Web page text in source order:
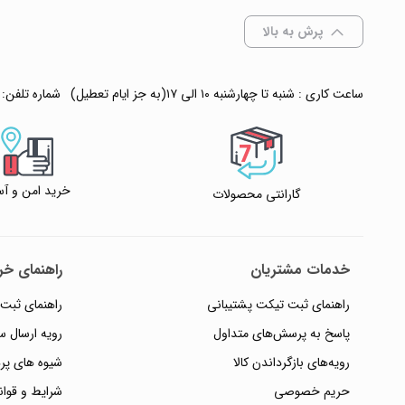
پرش به بالا
ساعت کاری : شنبه تا چهارشنبه ۱۰ الی ۱۷(به جز ایام تعطیل) شماره تلفن:
گارانتی محصولات خرید امن و
خدمات مشتریان
راهنمای ثبت تیکت پشتیبانی
پاسخ به پرسش‌های متداول
رویه‌های بازگرداندن کالا
حریم خصوصی
راهنمای
راهنمای
رویه
شیوه های
شرایط و